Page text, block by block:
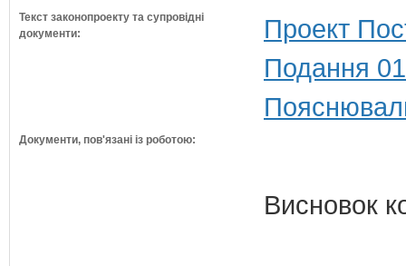
Текст законопроекту та супровідні
документи:
Проект
Подання
Документи, пов'язані із роботою:
Висновок